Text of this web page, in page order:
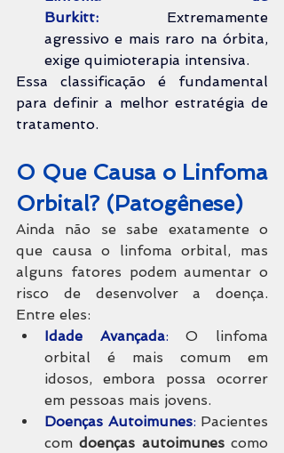
Burkitt: Extremamente
agressivo e mais raro na órbita,
exige quimioterapia intensiva.
Essa classificação é fundamental
para definir a melhor estratégia de
tratamento.
O Que Causa o Linfoma
Orbital? (Patogênese)
Ainda não se sabe exatamente o
que causa o linfoma orbital, mas
alguns fatores podem aumentar o
risco de desenvolver a doença.
Entre eles:
Idade Avançada: O linfoma
orbital é mais comum em
idosos, embora possa ocorrer
em pessoas mais jovens.
Doenças Autoimunes: Pacientes
com doenças autoimunes como